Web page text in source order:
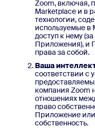
Zoom, включая,
Marketplace и в
технологии,
используемые
доступ к нему
Приложения), и
права за собой.
Ваша
соответствии с
компания Zoom
отношениях
право
Приложение
собственность.